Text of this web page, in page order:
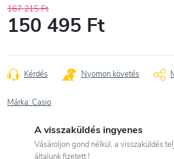
167 215 Ft
150 495 Ft
Kérdés Nyomon követés
Márka: Casio
A visszaküldés ingyenes
Vásároljon gond nélkül, a visszaküldés
általunk fizetett !